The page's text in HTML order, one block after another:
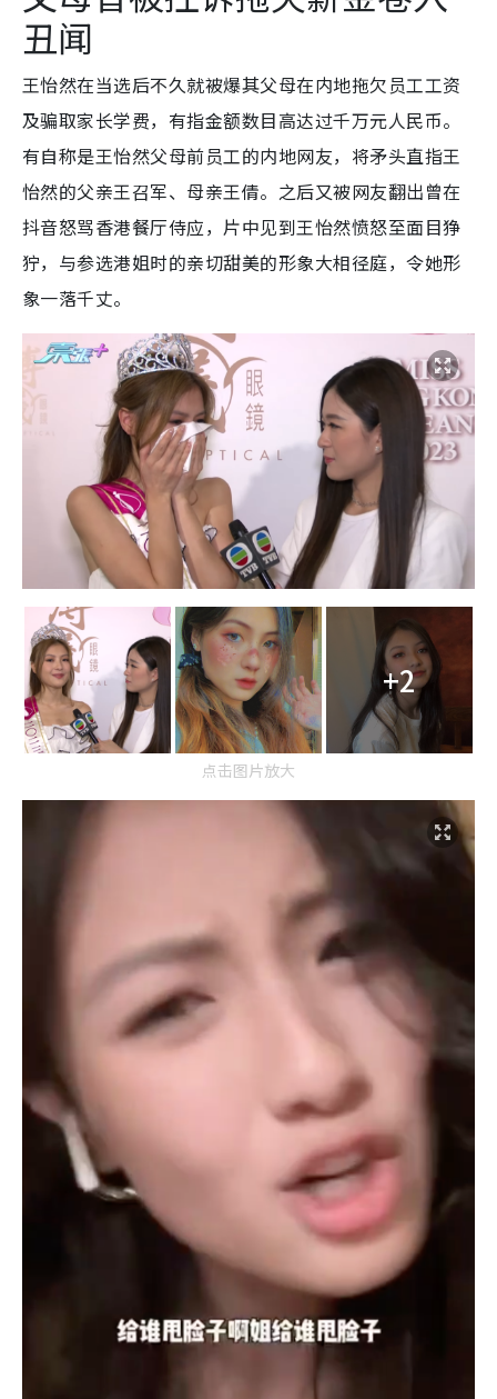
丑闻
王怡然在当选后不久就被爆其父母在内地拖欠员工工资
及骗取家长学费，有指金额数目高达过千万元人民币。
有自称是王怡然父母前员工的内地网友，将矛头直指王
怡然的父亲王召军、母亲王倩。之后又被网友翻出曾在
抖音怒骂香港餐厅侍应，片中见到王怡然愤怒至面目狰
狞，与参选港姐时的亲切甜美的形象大相径庭，令她形
象一落千丈。
+2
点击图片放大